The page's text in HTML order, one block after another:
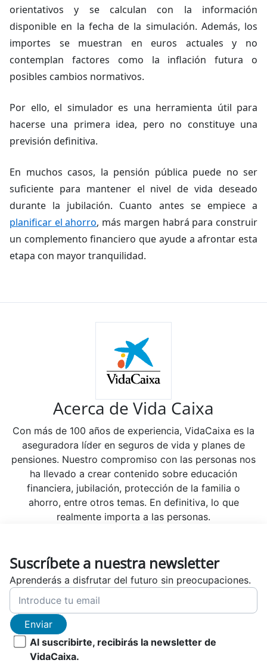
orientativos y se calculan con la información
disponible en la fecha de la simulación. Además, los
importes se muestran en euros actuales y no
contemplan factores como la inflación futura o
posibles cambios normativos.
Por ello, el simulador es una herramienta útil para
hacerse una primera idea, pero no constituye una
previsión definitiva.
En muchos casos, la pensión pública puede no ser
suficiente para mantener el nivel de vida deseado
durante la jubilación. Cuanto antes se empiece a
planificar el ahorro, más margen habrá para construir
un complemento financiero que ayude a afrontar esta
etapa con mayor tranquilidad.
Acerca de Vida Caixa
Con más de 100 años de experiencia, VidaCaixa es la
aseguradora líder en seguros de vida y planes de
pensiones. Nuestro compromiso con las personas nos
ha llevado a crear contenido sobre educación
financiera, jubilación, protección de la familia o
ahorro, entre otros temas. En definitiva, lo que
realmente importa a las personas.
Suscríbete a nuestra newsletter
Aprenderás a disfrutar del futuro sin preocupaciones.
Enviar
Al suscribirte, recibirás la newsletter de
VidaCaixa.